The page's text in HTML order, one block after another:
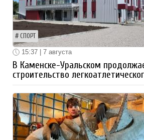
СПОРТ
15:37 | 7 августа
В Каменске-Уральском
строительство